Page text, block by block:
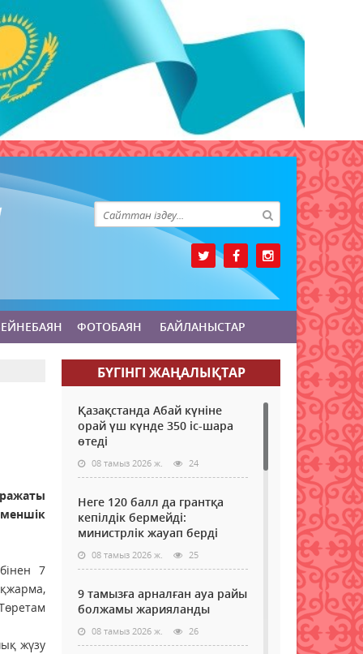
ФОТОБАЯН БАЙЛАНЫСТАР
7
жүзу
БҮГІНГI ЖАҢАЛЫҚТАР
Қазақстанда Абай күніне
орай үш күнде 350 іс-шара
өтеді
08 тамыз 2026 ж. 24
Неге 120 балл да грантқа
кепілдік бермейді:
министрлік жауап берді
08 тамыз 2026 ж. 25
9 тамызға арналған ауа райы
болжамы жарияланды
08 тамыз 2026 ж. 26